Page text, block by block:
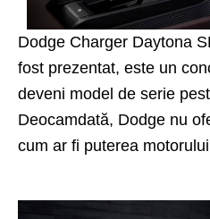
Dodge Charger Daytona
fost prezentat, este un
deveni model de serie
Deocamdată, Dodge nu
cum ar fi puterea